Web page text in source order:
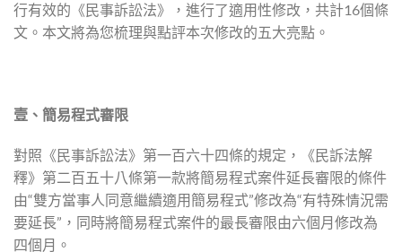
行有效的《民事訴訟法》，進行了適用性修改，共計16個條
文。本文將為您梳理與點評本次修改的五大亮點。
壹、簡易程式審限
對照《民事訴訟法》第一百六十四條的規定，《民訴法解
釋》第二百五十八條第一款將簡易程式案件延長審限的條件
由“雙方當事人同意繼續適用簡易程式”修改為“有特殊情況需
要延長”，同時將簡易程式案件的最長審限由六個月修改為
四個月。